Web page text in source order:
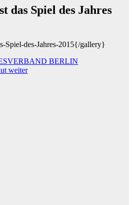
das Spiel des Jahres
Spiel-des-Jahres-2015{/gallery}
BERLIN
weiter